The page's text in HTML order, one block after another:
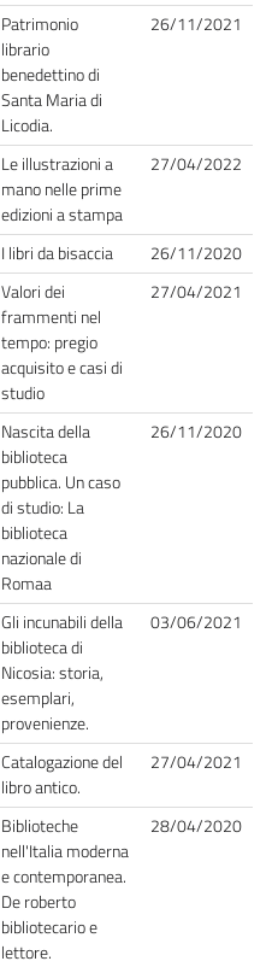
Patrimonio
librario
benedettino di
Santa Maria di
Licodia.
26/11/2021
Le illustrazioni a
mano nelle prime
edizioni a stampa
27/04/2022
I libri da bisaccia
26/11/2020
Valori dei
frammenti nel
tempo: pregio
acquisito e casi di
studio
27/04/2021
Nascita della
biblioteca
pubblica. Un caso
di studio: La
biblioteca
nazionale di
Romaa
26/11/2020
Gli incunabili della
biblioteca di
Nicosia: storia,
esemplari,
provenienze.
03/06/2021
Catalogazione del
libro antico.
27/04/2021
Biblioteche
nell'Italia moderna
e contemporanea.
De roberto
bibliotecario e
lettore.
28/04/2020